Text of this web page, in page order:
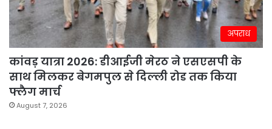
अपराध
कांवड़ यात्रा 2026: डीआईजी मेरठ ने एसएसपी के
साथ मिलकर बेगमपुल से दिल्ली रोड तक किया
फ्लैग मार्च
August 7, 2026